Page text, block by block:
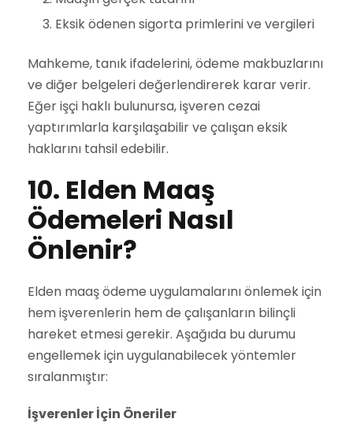
Eksik ödenen sigorta primlerini ve vergileri
Mahkeme, tanık ifadelerini, ödeme makbuzlarını
ve diğer belgeleri değerlendirerek karar verir.
Eğer işçi haklı bulunursa, işveren cezai
yaptırımlarla karşılaşabilir ve çalışan eksik
haklarını tahsil edebilir.
10. Elden Maaş
Ödemeleri Nasıl
Önlenir?
Elden maaş ödeme uygulamalarını önlemek için
hem işverenlerin hem de çalışanların bilinçli
hareket etmesi gerekir. Aşağıda bu durumu
engellemek için uygulanabilecek yöntemler
sıralanmıştır:
İşverenler İçin Öneriler